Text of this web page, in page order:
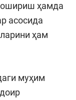
ошириш ҳамда
асосида
ҳам
муҳим